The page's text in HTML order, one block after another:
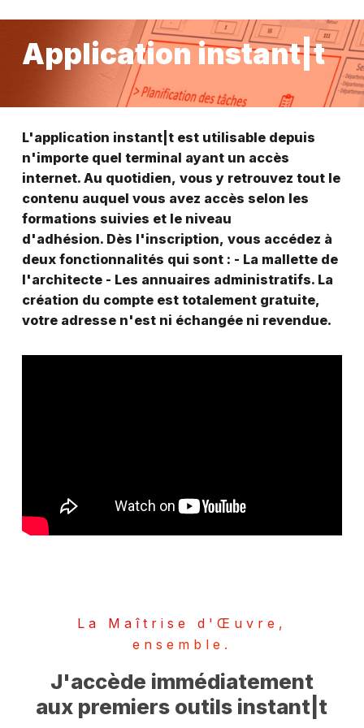
Applicationinstant|t
L'application instant|t est utilisable depuis
n'importe quel terminal ayant un accès
internet. Au quotidien, vous y retrouvez tout le
contenu auquel vous avez accès selon les
formations suivies et le niveau
d'adhésion. Dès l'inscription, vous accédez à
deux fonctionnalités qui sont : - La mallette de
l'architecte - Les annuaires administratifs. La
création du compte est totalement gratuite,
votre adresse n'est ni échangée ni revendue.
La Maîtrise d'Œuvre,
ensemble.
J'accède immédiatement
aux premiers outils instant|t